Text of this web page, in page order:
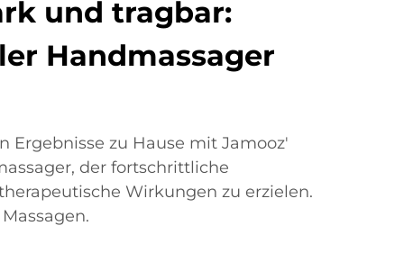
und tragbar:
Handmassager
Ergebnisse zu Hause mit Jamooz'
der fortschrittliche
Wirkungen zu erzielen.